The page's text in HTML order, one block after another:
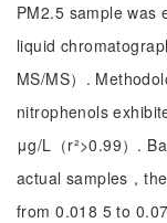
PM2.5 sample was
liquid
MS/MS）.
nitrophenols
μg/L（r²>0.99）.
actual samples，
from 0.018 5 to